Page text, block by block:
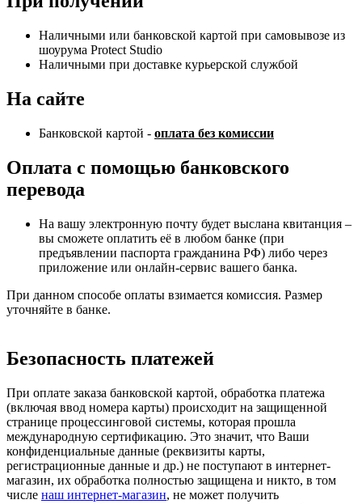
Наличными или банковской картой при самовывозе из
шоурума Protect Studio
Наличными при доставке курьерской службой
На сайте
Банковской картой - оплата без комиссии
Оплата с помощью банковского
перевода
На вашу электронную почту будет выслана квитанция –
вы сможете оплатить её в любом банке (при
предъявлении паспорта гражданина РФ) либо через
приложение или онлайн-сервис вашего банка.
При данном способе оплаты взимается комиссия. Размер
уточняйте в банке.
Безопасность платежей
При оплате заказа банковской картой, обработка платежа
(включая ввод номера карты) происходит на защищенной
странице процессинговой системы, которая прошла
международную сертификацию. Это значит, что Ваши
конфиденциальные данные (реквизиты карты,
регистрационные данные и др.) не поступают в интернет-
магазин, их обработка полностью защищена и никто, в том
числе наш интернет-магазин, не может получить